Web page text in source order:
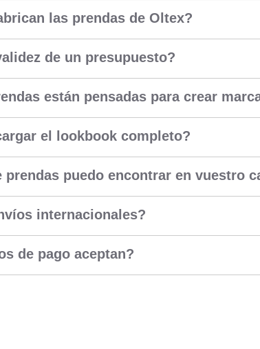
las prendas de Oltex?
de un presupuesto?
están pensadas para crear
el lookbook completo?
prendas puedo encontrar en vuestro
internacionales?
de pago aceptan?